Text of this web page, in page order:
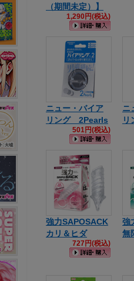
（期間未定）】
1,290円(税込)
ニュー・バイア
リング 2Pearls
501円(税込)
ニ
強力SAPOSACK
カリ＆ヒダ
727円(税込)
強
無